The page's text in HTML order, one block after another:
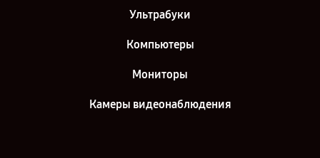
Ультрабуки
Компьютеры
Мониторы
Камеры видеонаблюдения